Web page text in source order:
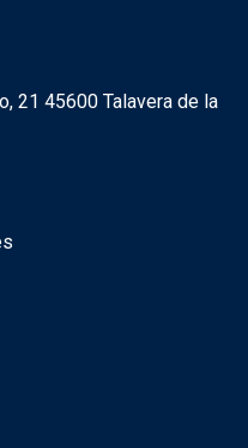
21 45600 Talavera de la